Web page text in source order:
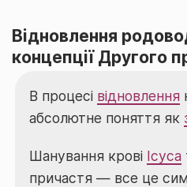
Відновлення
концепції Другого
В процесі відновлення
абсолютне поняття як
Шанування крові Ісуса
причастя — все це